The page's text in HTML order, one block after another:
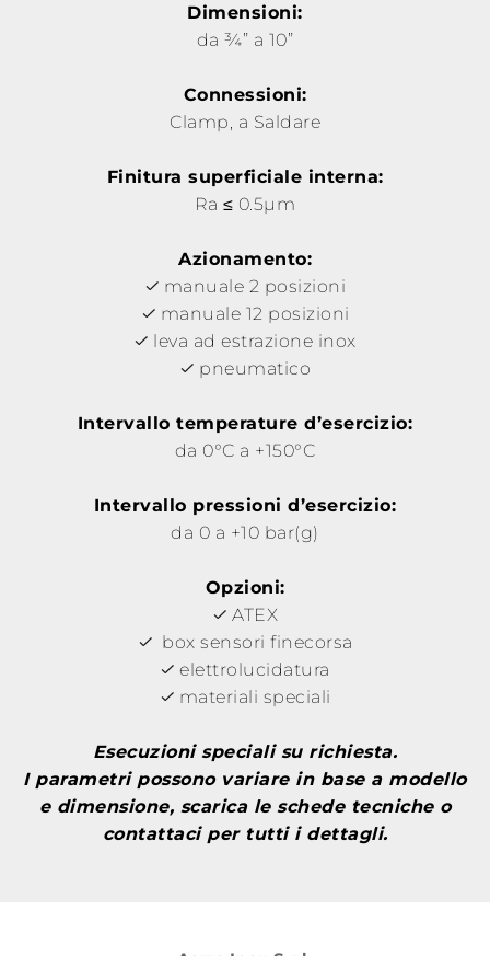
Dimensioni:
da ¾” a 10”
Connessioni:
Clamp, a Saldare
Finitura superficiale interna:
Ra ≤ 0.5µm
Azionamento:
manuale 2 posizioni
manuale 12 posizioni
leva ad estrazione inox
pneumatico
Intervallo temperature d’esercizio:
da 0°C a +150°C
Intervallo pressioni d’esercizio:
da 0 a +10 bar(g)
Opzioni:
ATEX
box sensori finecorsa
elettrolucidatura
materiali speciali
Esecuzioni speciali su richiesta.
I parametri possono variare in base a modello
e dimensione, scarica le schede tecniche o
contattaci per tutti i dettagli.